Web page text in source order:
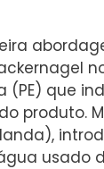
que
produto.
usado